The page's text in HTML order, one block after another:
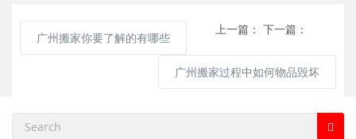
上一篇：
广州搬家你要了解的有哪些
下一篇：
广州搬家过程中如何物品毁坏